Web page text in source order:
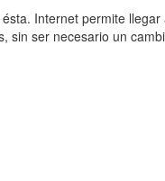
Internet permite
sin ser necesario un